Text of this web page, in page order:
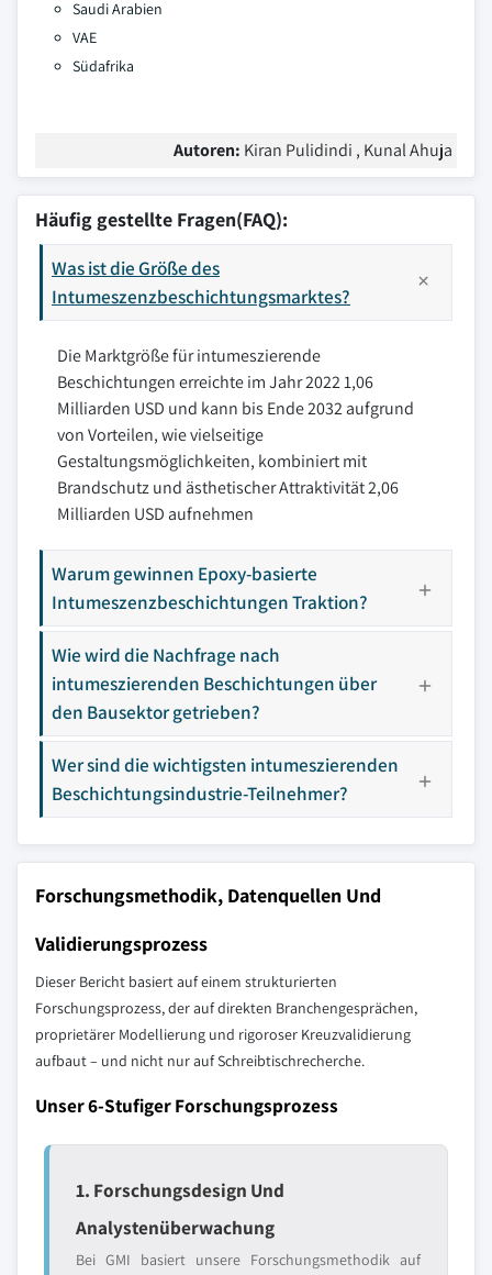
Saudi Arabien
VAE
Südafrika
Autoren: Kiran Pulidindi , Kunal Ahuja
Häufig gestellte Fragen(FAQ):
Was ist die Größe des
Intumeszenzbeschichtungsmarktes?
Die Marktgröße für intumeszierende
Beschichtungen erreichte im Jahr 2022 1,06
Milliarden USD und kann bis Ende 2032 aufgrund
von Vorteilen, wie vielseitige
Gestaltungsmöglichkeiten, kombiniert mit
Brandschutz und ästhetischer Attraktivität 2,06
Milliarden USD aufnehmen
Warum gewinnen Epoxy-basierte
Intumeszenzbeschichtungen Traktion?
Wie wird die Nachfrage nach
intumeszierenden Beschichtungen über
den Bausektor getrieben?
Wer sind die wichtigsten intumeszierenden
Beschichtungsindustrie-Teilnehmer?
Forschungsmethodik, Datenquellen Und
Validierungsprozess
Dieser Bericht basiert auf einem strukturierten
Forschungsprozess, der auf direkten Branchengesprächen,
proprietärer Modellierung und rigoroser Kreuzvalidierung
aufbaut – und nicht nur auf Schreibtischrecherche.
Unser 6-Stufiger Forschungsprozess
1. Forschungsdesign Und
Analystenüberwachung
Bei GMI basiert unsere Forschungsmethodik auf